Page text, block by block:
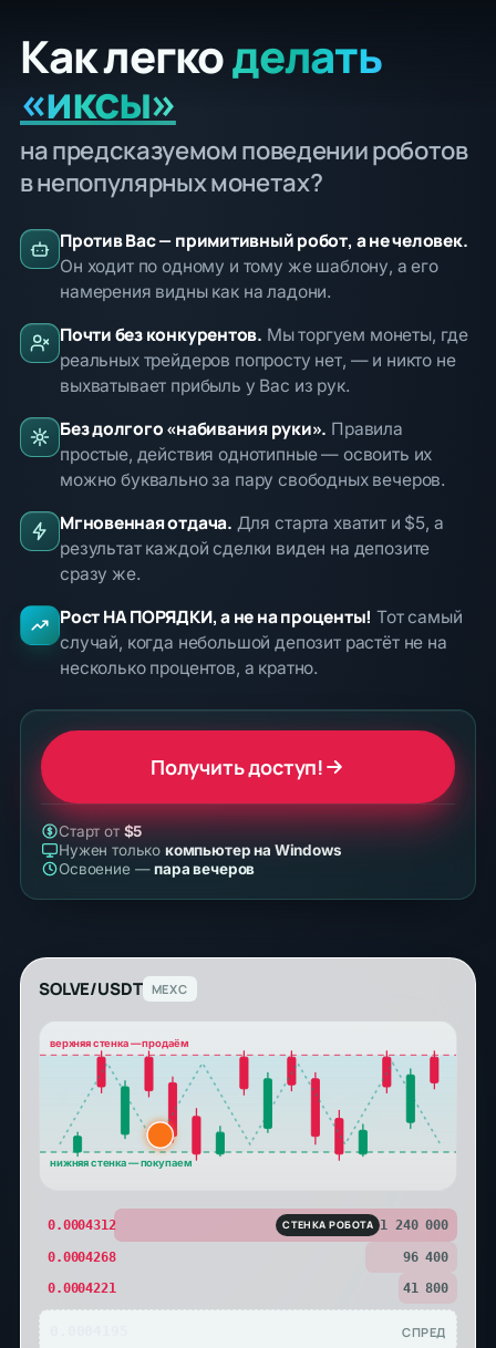
Как легкоделать
«иксы»
на предсказуемом поведении роботов
в непопулярных монетах?
Против Вас — примитивный робот, а не человек.
Он ходит по одному и тому же шаблону, а его
намерения видны как на ладони.
Почти без конкурентов. Мы торгуем монеты, где
реальных трейдеров попросту нет, — и никто не
выхватывает прибыль у Вас из рук.
Без долгого «набивания руки». Правила
простые, действия однотипные — освоить их
можно буквально за пару свободных вечеров.
Мгновенная отдача. Для старта хватит и $5, а
результат каждой сделки виден на депозите
сразу же.
Рост НА ПОРЯДКИ, а не на проценты! Тот самый
случай, когда небольшой депозит растёт не на
несколько процентов, а кратно.
Получить доступ!
Старт от $5
Нужен только компьютер на Windows
Освоение —пара вечеров
SOLVE/USDT MEXC
верхняя стенка — продаём
нижняя стенка — покупаем
0.0004312 СТЕНКА РОБОТА 1 240 000
0.0004268
96 400
0.0004221
41 800
СПРЕД